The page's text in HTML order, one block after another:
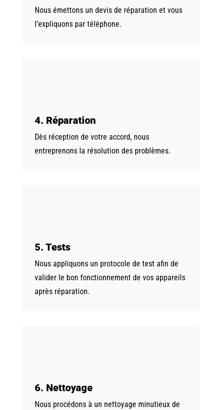
Nous émettons un devis de réparation et vous
l’expliquons par téléphone.
4. Réparation
Dès réception de votre accord, nous
entreprenons la résolution des problèmes.
5. Tests
Nous appliquons un protocole de test afin de
valider le bon fonctionnement de vos appareils
après réparation.
6. Nettoyage
Nous procédons à un nettoyage minutieux de